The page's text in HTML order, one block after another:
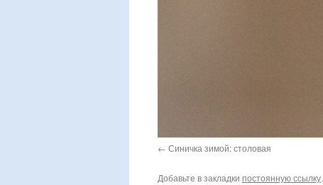
Синичка зимой: столовая
Добавьте в закладки постоянную ссылку.